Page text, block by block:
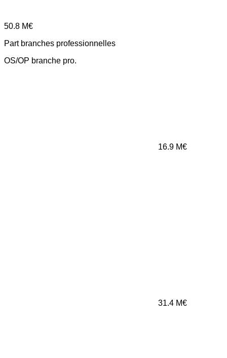
50.8 M€
Part branches professionnelles
OS/OP branche pro.
16.9 M€
31.4 M€